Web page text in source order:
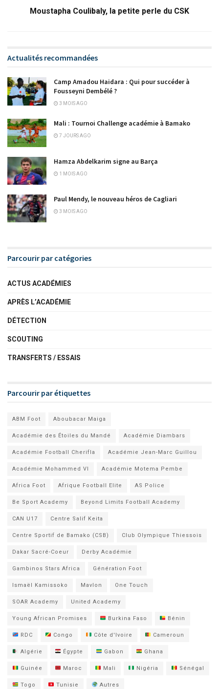
Moustapha Coulibaly, la petite perle du CSK
Actualités recommandées
Camp Amadou Haidara : Qui pour succéder à
Fousseyni Dembélé ?
3 MOIS AGO
Mali : Tournoi Challenge académie à Bamako
7 JOURS AGO
Hamza Abdelkarim signe au Barça
1 MOIS AGO
Paul Mendy, le nouveau héros de Cagliari
3 MOIS AGO
Parcourir par catégories
ACTUS ACADÉMIES
APRÈS L’ACADÉMIE
DÉTECTION
SCOUTING
TRANSFERTS / ESSAIS
Parcourir par étiquettes
ABM Foot Aboubacar Maiga
Académie des Étoiles du Mandé Académie Diambars
Académie Football Cherifla Académie Jean-Marc Guillou
Académie Mohammed VI Académie Motema Pembe
Africa Foot Afrique Football Elite AS Police
Be Sport Academy Beyond Limits Football Academy
CAN U17 Centre Salif Keita
Centre Sportif de Bamako (CSB) Club Olympique Thiessois
Dakar Sacré-Coeur Derby Académie
Gambinos Stars Africa Génération Foot
Ismaël Kamissoko Mavlon One Touch
SOAR Academy United Academy
Young African Promises Burkina Faso Bénin
RDC Congo Côte d'Ivoire Cameroun
Algérie Égypte Gabon Ghana
Guinée Maroc Mali Nigéria Sénégal
Togo Tunisie Autres